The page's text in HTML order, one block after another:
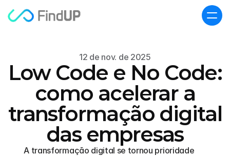
12 de nov. de 2025
Low Code e No Code:
como acelerar a
transformação digital
das empresas
A transformação digital se tornou prioridade